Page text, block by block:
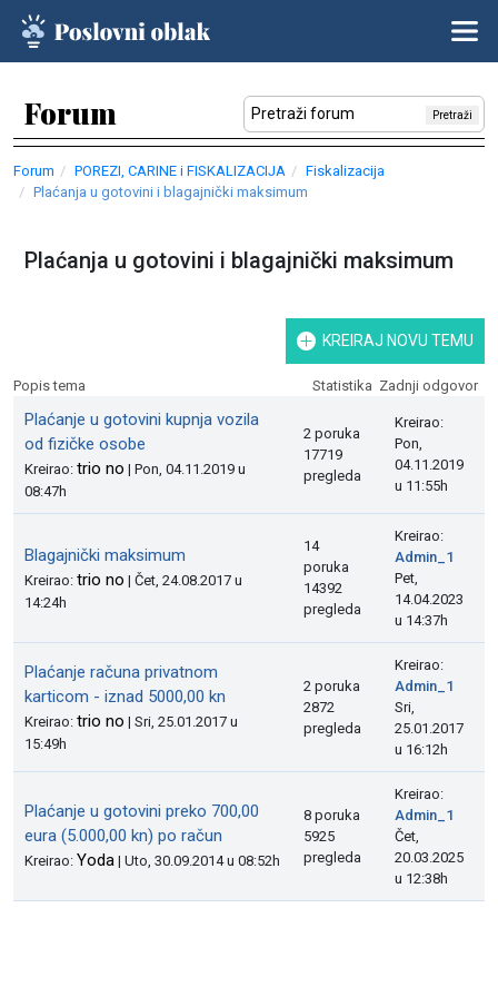
Forum Pretraži
Forum POREZI, CARINE i FISKALIZACIJA
Fiskalizacija
Plaćanja u gotovini i blagajnički maksimum
Plaćanja u gotovini i blagajnički maksimum
KREIRAJ NOVU TEMU
Popis tema Statistika Zadnji odgovor
Plaćanje u gotovini kupnja vozila
od fizičke osobe
Kreirao: trio no | Pon, 04.11.2019 u
08:47h
2 poruka
17719
pregleda
Kreirao:
Pon,
04.11.2019
u 11:55h
Blagajnički maksimum
Kreirao: trio no | Čet, 24.08.2017 u
14:24h
14
poruka
14392
pregleda
Kreirao:
Admin_1
Pet,
14.04.2023
u 14:37h
Plaćanje računa privatnom
karticom - iznad 5000,00 kn
Kreirao: trio no | Sri, 25.01.2017 u
15:49h
2 poruka
2872
pregleda
Kreirao:
Admin_1
Sri,
25.01.2017
u 16:12h
Plaćanje u gotovini preko 700,00
eura (5.000,00 kn) po račun
Kreirao: Yoda | Uto, 30.09.2014 u 08:52h
8 poruka
5925
pregleda
Kreirao:
Admin_1
Čet,
20.03.2025
u 12:38h